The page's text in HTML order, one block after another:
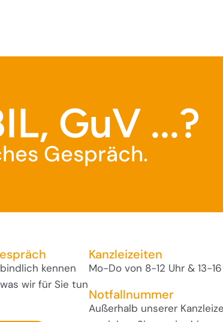
GuV ...?
Gespräch.
kennen
wir für Sie tun
Kanzleizeiten
Mo-Do von 8-12 Uhr & 13-
Notfallnummer
Außerhalb unserer